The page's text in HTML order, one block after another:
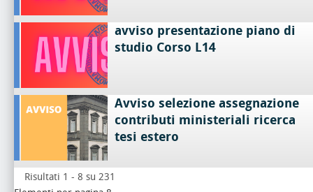
avviso presentazione piano di
studio Corso L14
Avviso selezione assegnazione
contributi ministeriali ricerca
tesi estero
Risultati 1 - 8 su 231